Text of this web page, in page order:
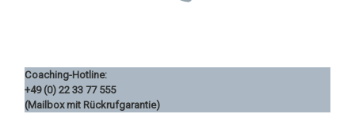
Coaching-Hotline:
+49 (0) 22 33 77 555
(Mailbox mit Rückrufgarantie)